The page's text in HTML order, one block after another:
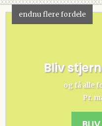
endnu flere fordele
Bliv
og få alle
Pr.